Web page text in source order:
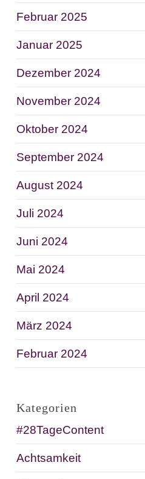
Februar 2025
Januar 2025
Dezember 2024
November 2024
Oktober 2024
September 2024
August 2024
Juli 2024
Juni 2024
Mai 2024
April 2024
März 2024
Februar 2024
Kategorien
#28TageContent
Achtsamkeit